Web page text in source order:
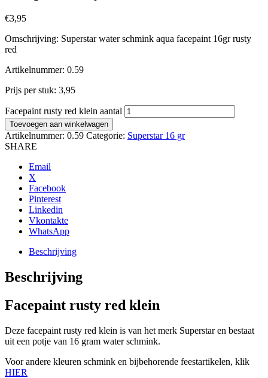
€3,95
Omschrijving: Superstar water schmink aqua facepaint 16gr rusty
red
Artikelnummer: 0.59
Prijs per stuk: 3,95
Facepaint rusty red klein aantal
Toevoegen aan winkelwagen
Artikelnummer: 0.59 Categorie: Superstar 16 gr
SHARE
Email
X
Facebook
Pinterest
Linkedin
Vkontakte
WhatsApp
Beschrijving
Beschrijving
Facepaint rusty red klein
Deze facepaint rusty red klein is van het merk Superstar en bestaat
uit een potje van 16 gram water schmink.
Voor andere kleuren schmink en bijbehorende feestartikelen, klik
HIER